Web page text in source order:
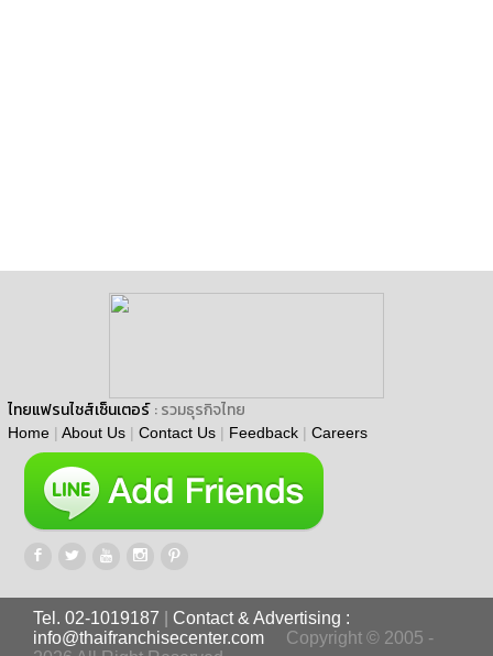
ไทยแฟรนไชส์เซ็นเตอร์ : รวมธุรกิจไทย
Home | About Us | Contact Us | Feedback | Careers
Tel. 02-1019187
Contact & Advertising :
info@thaifranchisecenter.com
Copyright © 2005 -